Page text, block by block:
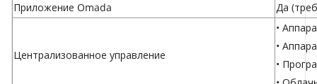
Приложение Omada
Да
Централизованное управление
•
•
•